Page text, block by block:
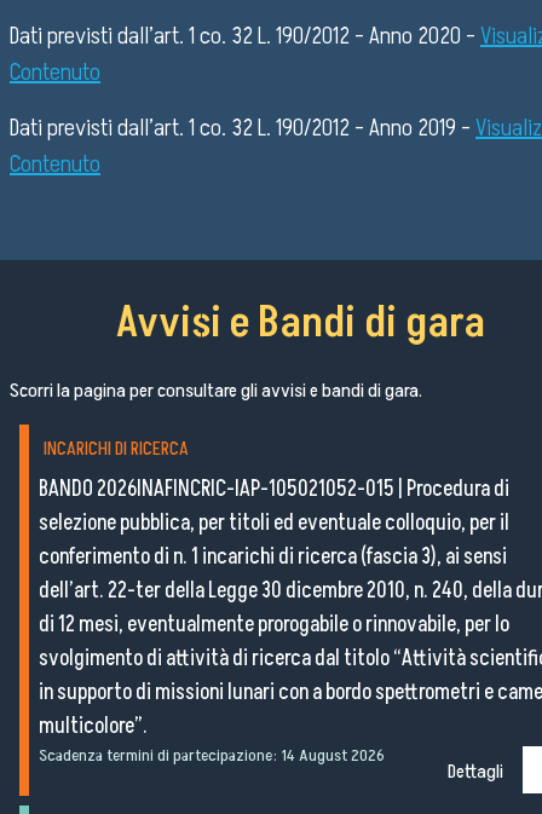
Dati previsti dall’art. 1 co. 32 L. 190/2012 – Anno 2020 –
Contenuto
Dati previsti dall’art. 1 co. 32 L. 190/2012 – Anno 2019 –
Contenuto
Avvisi e Bandi di gara
Scorri la pagina per consultare gli avvisi e bandi di gara.
INCARICHI DI RICERCA
BANDO 2026INAFINCRIC-IAP-105021052-015 Procedura di
selezione pubblica, per titoli ed eventuale colloquio, per il
conferimento di n. 1 incarichi di ricerca (fascia 3), ai sensi
dell’art. 22-ter della Legge 30 dicembre 2010, n. 240, della
di 12 mesi, eventualmente prorogabile o rinnovabile, per lo
svolgimento di attività di ricerca dal titolo “Attività
in supporto di missioni lunari con a bordo spettrometri e
multicolore”.
Scadenza termini di partecipazione: 14 August 2026
Dettagli